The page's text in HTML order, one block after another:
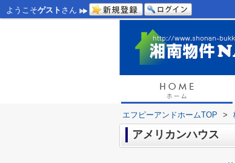
ようこそゲスト さん
エフピーアンドホームTOP >
アメリカンハウス